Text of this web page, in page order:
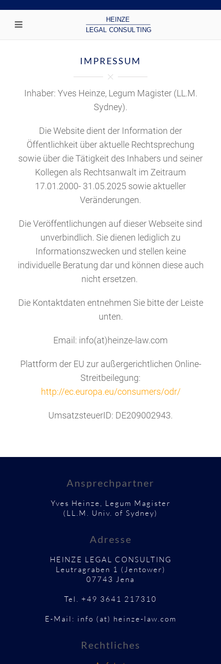
IMPRESSUM
Inhaber: Yves Heinze, Legum Magister (LL.M.
Sydney).
Die Website dient der Information der
Öffentlichkeit über aktuelle Rechtsprechung
sowie über die Tätigkeit des Inhabers und seiner
Kollegen als Rechtsanwalt im Zeitraum
17.01.2000- 31.05.2025 sowie aktueller
Veränderungen.
Die Veröffentlichungen auf dieser Webseite sind
unverbindlich. Sie dienen lediglich zu
Informationszwecken und stellen keine
individuelle Beratung dar und können diese auch
nicht ersetzen.
Die Kontaktdaten entnehmen Sie bitte der Leiste
unten.
Email: info(at)heinze-law.com
Plattform der EU zur außergerichtlichen Online-
Streitbeilegung:
http://ec.europa.eu/consumers/odr/
UmsatzsteuerID: DE209002943.
Ansprechpartner
Yves Heinze, Legum Magister
(LL.M. Univ. of Sydney)
Adresse
HEINZE LEGAL CONSULTING
Leutragraben 1 (Jentower)
07743 Jena
Tel. +49 3641 217310
E-Mail: info (at) heinze-law.com
Rechtliches